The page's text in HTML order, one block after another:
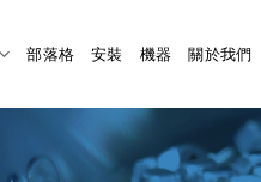
部落格 安裝 機器 關於我們